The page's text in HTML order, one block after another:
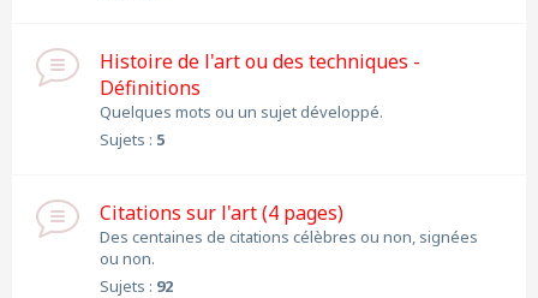
Histoire de l'art ou des techniques -
Définitions
Quelques mots ou un sujet développé.
Sujets : 5
Citations sur l'art (4 pages)
Des centaines de citations célèbres ou non, signées
ou non.
Sujets : 92